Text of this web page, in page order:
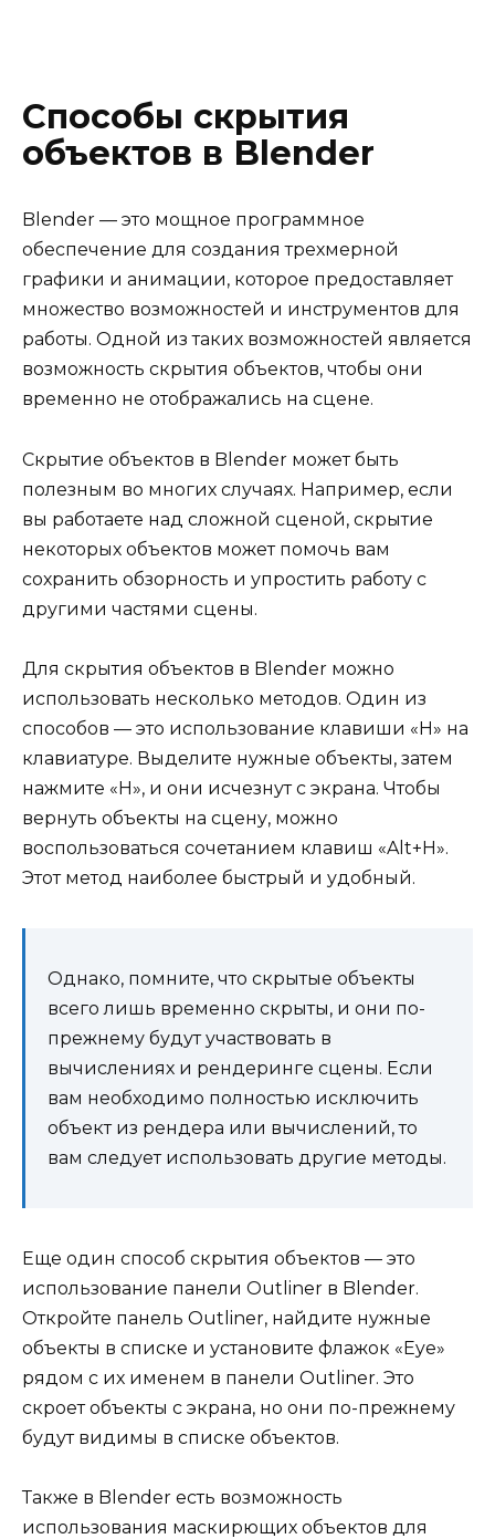
Способы скрытия
объектов в Blender
Blender — это мощное программное
обеспечение для создания трехмерной
графики и анимации, которое предоставляет
множество возможностей и инструментов для
работы. Одной из таких возможностей является
возможность скрытия объектов, чтобы они
временно не отображались на сцене.
Скрытие объектов в Blender может быть
полезным во многих случаях. Например, если
вы работаете над сложной сценой, скрытие
некоторых объектов может помочь вам
сохранить обзорность и упростить работу с
другими частями сцены.
Для скрытия объектов в Blender можно
использовать несколько методов. Один из
способов — это использование клавиши «H» на
клавиатуре. Выделите нужные объекты, затем
нажмите «H», и они исчезнут с экрана. Чтобы
вернуть объекты на сцену, можно
воспользоваться сочетанием клавиш «Alt+H».
Этот метод наиболее быстрый и удобный.
Однако, помните, что скрытые объекты
всего лишь временно скрыты, и они по-
прежнему будут участвовать в
вычислениях и рендеринге сцены. Если
вам необходимо полностью исключить
объект из рендера или вычислений, то
вам следует использовать другие методы.
Еще один способ скрытия объектов — это
использование панели Outliner в Blender.
Откройте панель Outliner, найдите нужные
объекты в списке и установите флажок «Eye»
рядом с их именем в панели Outliner. Это
скроет объекты с экрана, но они по-прежнему
будут видимы в списке объектов.
Также в Blender есть возможность
использования маскирющих объектов для